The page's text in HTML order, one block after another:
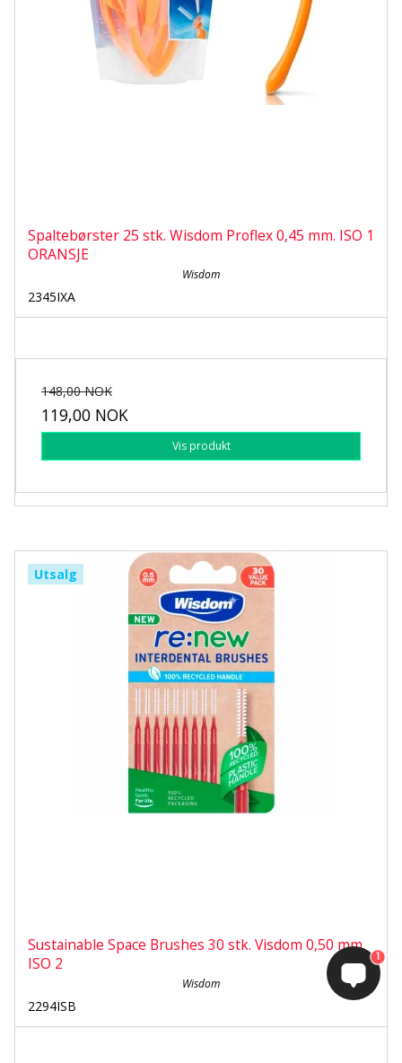
Spaltebørster 25 stk. Wisdom Proflex 0,45 mm. ISO 1
ORANSJE
Wisdom
2345IXA
148,00 NOK
119,00 NOK
Vis produkt
Utsalg
Sustainable Space Brushes 30 stk. Visdom 0,50 mm.
ISO 2
Wisdom
2294ISB
1